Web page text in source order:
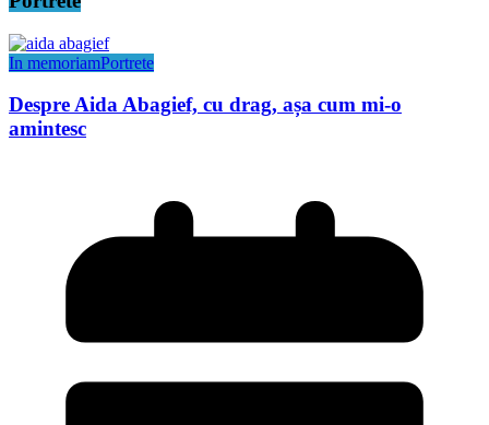
In memoriamPortrete
Despre Aida Abagief, cu drag, așa cum mi-o
amintesc